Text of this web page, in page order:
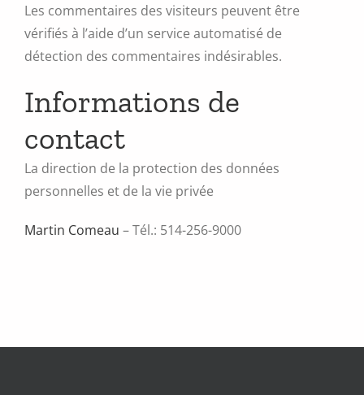
Les commentaires des visiteurs peuvent être
vérifiés à l’aide d’un service automatisé de
détection des commentaires indésirables.
Informations de
contact
La direction de la protection des données
personnelles et de la vie privée
Martin Comeau – Tél.: 514-256-9000